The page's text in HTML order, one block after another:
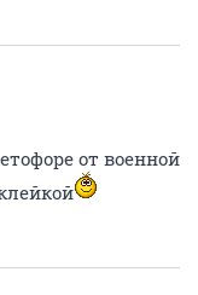
от военной